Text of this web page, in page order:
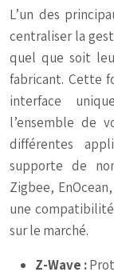
L’un des
centraliser la
quel que soit
fabricant. Cette
interface
l’ensemble de
différentes
supporte de
Zigbee,
une
sur le marché.
Z-Wave :